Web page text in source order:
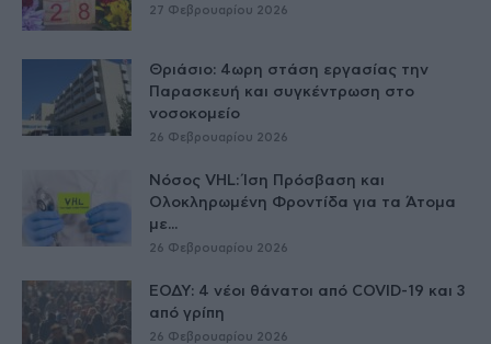
27 Φεβρουαρίου 2026
Θριάσιο: 4ωρη στάση εργασίας την
Παρασκευή και συγκέντρωση στο
νοσοκομείο
26 Φεβρουαρίου 2026
Νόσος VHL: Ίση Πρόσβαση και
Ολοκληρωμένη Φροντίδα για τα Άτομα
με...
26 Φεβρουαρίου 2026
ΕΟΔΥ: 4 νέοι θάνατοι από COVID-19 και 3
από γρίπη
26 Φεβρουαρίου 2026